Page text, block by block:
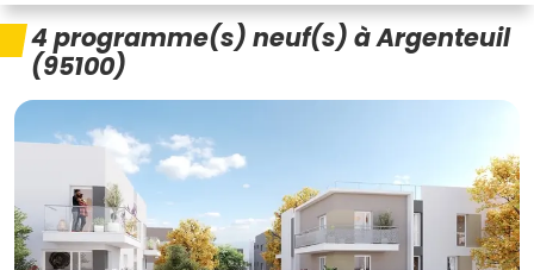
4 programme(s) neuf(s) à Argenteuil
(95100)